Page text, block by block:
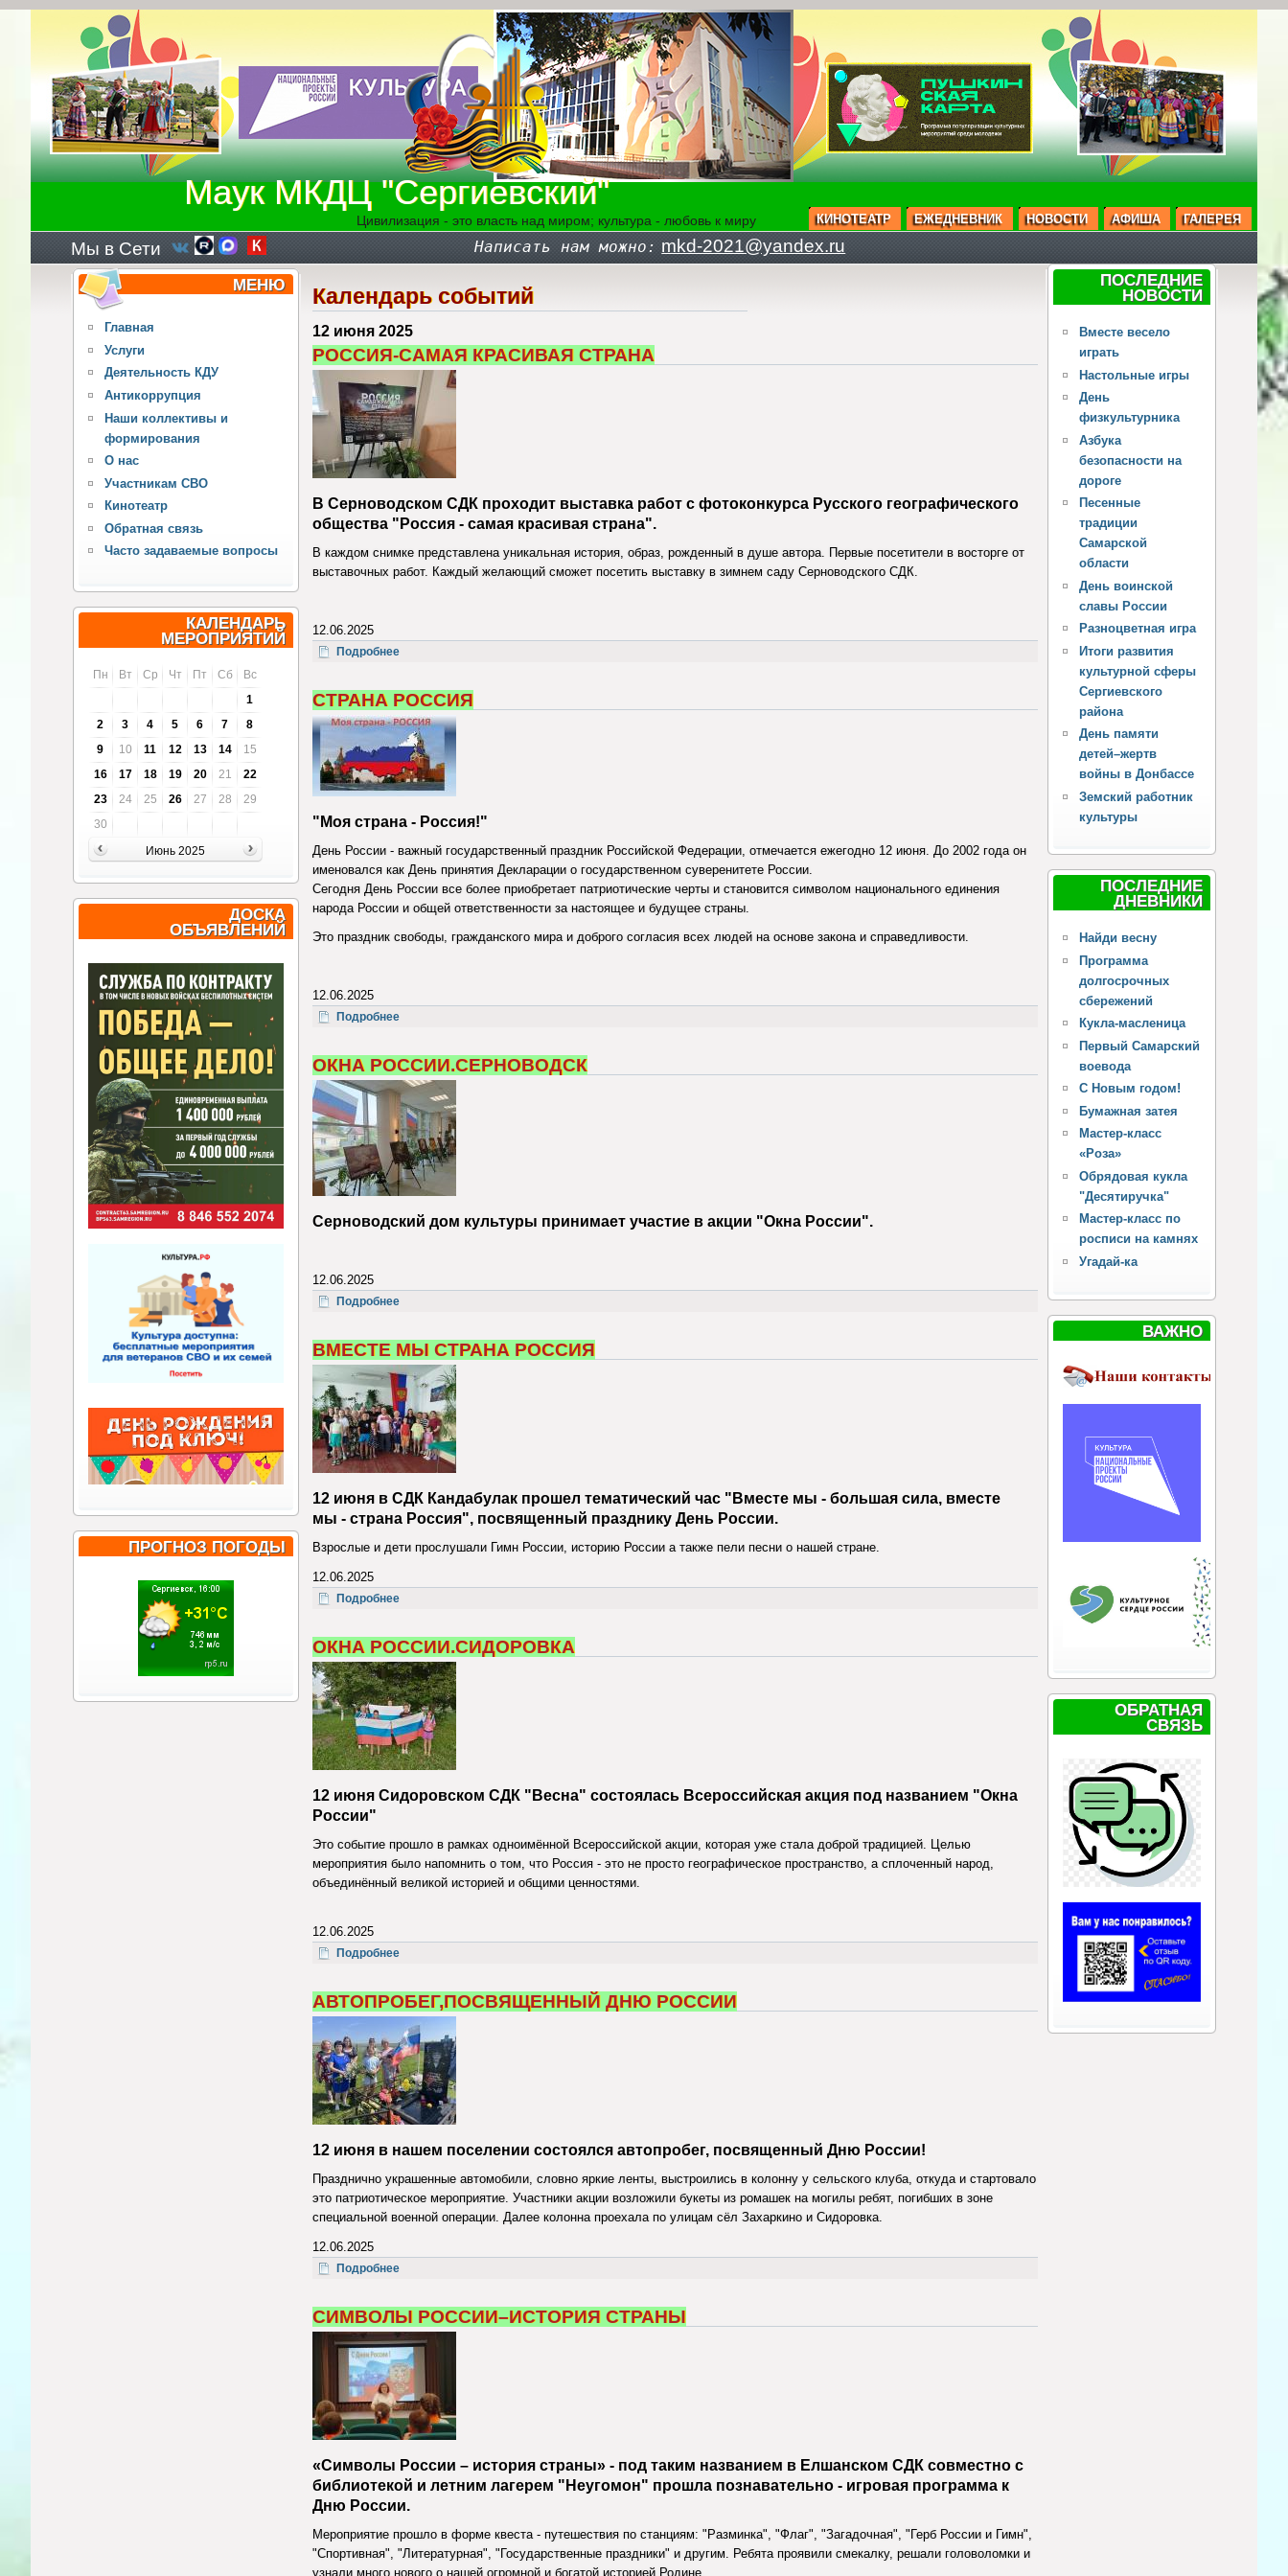
Перейти к основному содержанию
Маук МКДЦ "Сергиевский"
Цивилизация - это власть над миром; культура - любовь к миру КИНОТЕАТР ЕЖЕДНЕВНИК НОВОСТИ АФИША ГАЛЕРЕЯ
Мы в Сети Написать нам можно: mkd-2021@yandex.ru
МЕНЮ
Главная
Услуги
Деятельность КДУ
Антикоррупция
Наши коллективы и
формирования
О нас
Участникам СВО
Кинотеатр
Обратная связь
Часто задаваемые вопросы
КАЛЕНДАРЬ
МЕРОПРИЯТИЙ
Пн Вт Ср Чт Пт Сб
Вс
1
2
3 4 5 6 7
8
9
10 11 12 13 14
15
16
17 18 19 20 21
22
23
24 25 26 27 28
29
30
Июнь 2025
ДОСКА
ОБЪЯВЛЕНИЙ
ПРОГНОЗ ПОГОДЫ
ПОСЛЕДНИЕ
НОВОСТИ
Вместе весело
играть
Настольные игры
День
физкультурника
Азбука
безопасности на
дороге
Песенные
традиции
Самарской
области
День воинской
славы России
Разноцветная игра
Итоги развития
культурной сферы
Сергиевского
района
День памяти
детей–жертв
войны в Донбассе
Земский работник
культуры
ПОСЛЕДНИЕ
ДНЕВНИКИ
Найди весну
Программа
долгосрочных
сбережений
Кукла-масленица
Первый Самарский
воевода
С Новым годом!
Бумажная затея
Мастер-класс
«Роза»
Обрядовая кукла
"Десятиручка"
Мастер-класс по
росписи на камнях
Угадай-ка
ВАЖНО
ОБРАТНАЯ
СВЯЗЬ
Календарь событий
12 июня 2025
РОССИЯ-САМАЯ КРАСИВАЯ СТРАНА
В Серноводском СДК проходит выставка работ с фотоконкурса Русского географического
общества "Россия - самая красивая страна".
В каждом снимке представлена уникальная история, образ, рожденный в душе автора. Первые посетители в восторге от
выставочных работ. Каждый желающий сможет посетить выставку в зимнем саду Серноводского СДК.
12.06.2025
Подробнеео Россия-самая красивая страна
СТРАНА РОССИЯ
"Моя страна - Россия!"
День России - важный государственный праздник Российской Федерации, отмечается ежегодно 12 июня. До 2002 года он
именовался как День принятия Декларации о государственном суверенитете России.
Сегодня День России все более приобретает патриотические черты и становится символом национального единения
народа России и общей ответственности за настоящее и будущее страны.
Это праздник свободы, гражданского мира и доброго согласия всех людей на основе закона и справедливости.
12.06.2025
Подробнеео Страна Россия
ОКНА РОССИИ.СЕРНОВОДСК
Серноводский дом культуры принимает участие в акции "Окна России".
12.06.2025
Подробнеео Окна России.Серноводск
ВМЕСТЕ МЫ СТРАНА РОССИЯ
12 июня в СДК Кандабулак прошел тематический час "Вместе мы - большая сила, вместе
мы - страна Россия", посвященный празднику День России.
Взрослые и дети прослушали Гимн России, историю России а также пели песни о нашей стране.
12.06.2025
Подробнеео Вместе мы страна Россия
ОКНА РОССИИ.СИДОРОВКА
12 июня Сидоровском СДК "Весна" состоялась Всероссийская акция под названием "Окна
России"
Это событие прошло в рамках одноимённой Всероссийской акции, которая уже стала доброй традицией. Целью
мероприятия было напомнить о том, что Россия - это не просто географическое пространство, а сплоченный народ,
объединённый великой историей и общими ценностями.
12.06.2025
Подробнеео Окна России.Сидоровка
АВТОПРОБЕГ,ПОСВЯЩЕННЫЙ ДНЮ РОССИИ
12 июня в нашем поселении состоялся автопробег, посвященный Дню России!
Празднично украшенные автомобили, словно яркие ленты, выстроились в колонну у сельского клуба, откуда и стартовало
это патриотическое мероприятие. Участники акции возложили букеты из ромашек на могилы ребят, погибших в зоне
специальной военной операции. Далее колонна проехала по улицам сёл Захаркино и Сидоровка.
12.06.2025
Подробнеео Автопробег,посвященный Дню России
СИМВОЛЫ РОССИИ–ИСТОРИЯ СТРАНЫ
«Символы России – история страны» - под таким названием в Елшанском СДК совместно с
библиотекой и летним лагерем "Неугомон" прошла познавательно - игровая программа к
Дню России.
Мероприятие прошло в форме квеста - путешествия по станциям: "Разминка", "Флаг", "Загадочная", "Герб России и Гимн",
"Спортивная", "Литературная", "Государственные праздники" и другим. Ребята проявили смекалку, решали головоломки и
узнали много нового о нашей огромной и богатой историей Родине.